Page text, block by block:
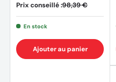
Prix conseillé :98,39 €
En stock
Ajouter au panier